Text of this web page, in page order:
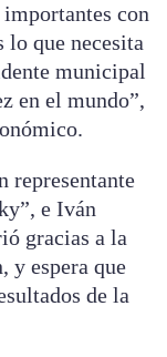
con
lo que necesita
municipal
en el mundo”,
representante
e Iván
gracias a la
y espera que
de la